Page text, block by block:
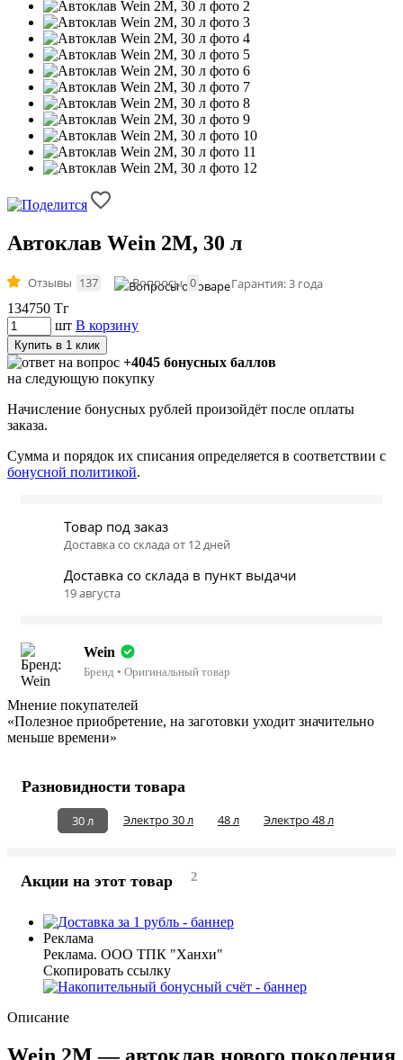
Автоклав Wein 2M, 30 л
Отзывы 137 Вопросы 0 Гарантия: 3 года
134750 Тг
шт В корзину
Купить в 1 клик
+4045 бонусных баллов
на следующую покупку
Начисление бонусных рублей произойдёт после оплаты
заказа.
Сумма и порядок их списания определяется в соответствии с
бонусной политикой.
Товар под заказ
Доставка со склада от 12 дней
Доставка со склада в пункт выдачи
19 августа
Wein
Бренд • Оригинальный товар
Мнение покупателей
«Полезное приобретение, на заготовки уходит значительно
меньше времени»
Разновидности товара
30 л Электро 30 л 48 л Электро 48 л
Акции на этот товар 2
Реклама
Реклама. ООО ТПК "Ханхи"
Скопировать ссылку
Описание